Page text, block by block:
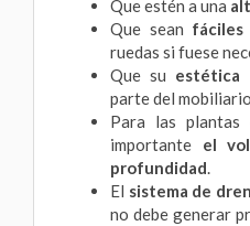
Que estén a una
Que sean fáciles
ruedas si fuese
Que su estética
parte del
Para las
importante el
profundidad.
El sistema de
no debe generar